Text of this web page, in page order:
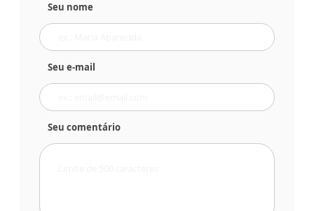
Seu nome
Seu e-mail
Seu comentário